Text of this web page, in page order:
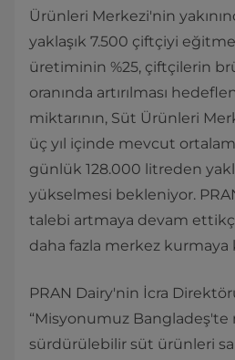
Ürünleri Merkezi'nin
yaklaşık 7.500 çiftçiyi
üretiminin %25, çiftçilerin
oranında artırılması
miktarının, Süt Ürünleri
üç yıl içinde mevcut
günlük 128.000 litreden
yükselmesi bekleniyor.
talebi artmaya devam
daha fazla merkez kurmaya
PRAN Dairy'nin İcra
“Misyonumuz
sürdürülebilir süt ürünleri